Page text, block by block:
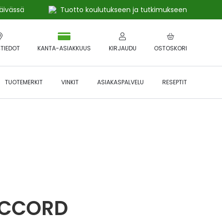
Tuotto koulutukseen ja tutkimukseen
OSTOSKORI
KANTA-ASIAKKUUS KIRJAUDU
TUOTEMERKIT VINKIT ASIAKASPALVELU RESEPTIT